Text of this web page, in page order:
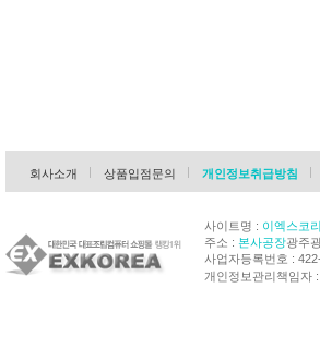
회사소개 상품입점문의 개인정보취급방침
사이트명 : 이엑스코
주소 : 본사공장광주
사업자등록번호 :
개인정보관리책임자